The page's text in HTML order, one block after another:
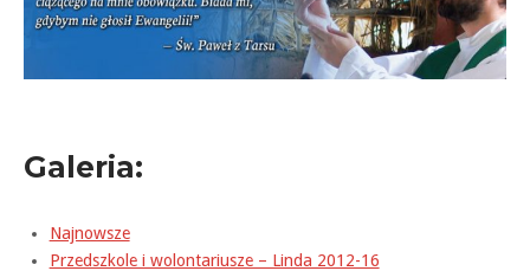
Galeria:
Najnowsze
Przedszkole i wolontariusze – Linda 2012-16